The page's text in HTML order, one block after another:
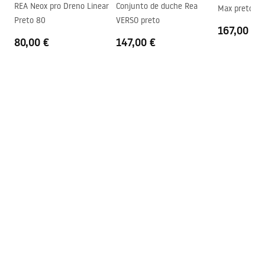
Revestimento Fácil e Limpo
Sim
Perfis de acabamento
Preto
Ajuste de perfil
885 - 905 mm
REA Neox pro Dreno Linear
Preto 80
80,00 €
Conjunto de duche Rea
VERSO preto
147,00 €
Max preto
167,00 €